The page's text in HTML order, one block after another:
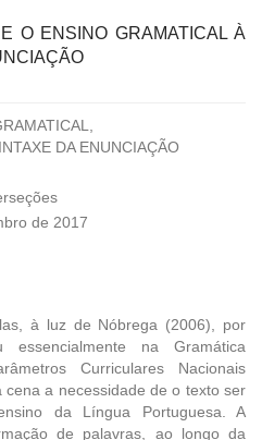
O ENSINO GRAMATICAL À
DA ENUNCIAÇÃO
de 2017
à luz de Nóbrega (2006), por
na Gramática
Curriculares Nacionais
a necessidade de o texto ser
da Língua Portuguesa. A
de palavras, ao longo da